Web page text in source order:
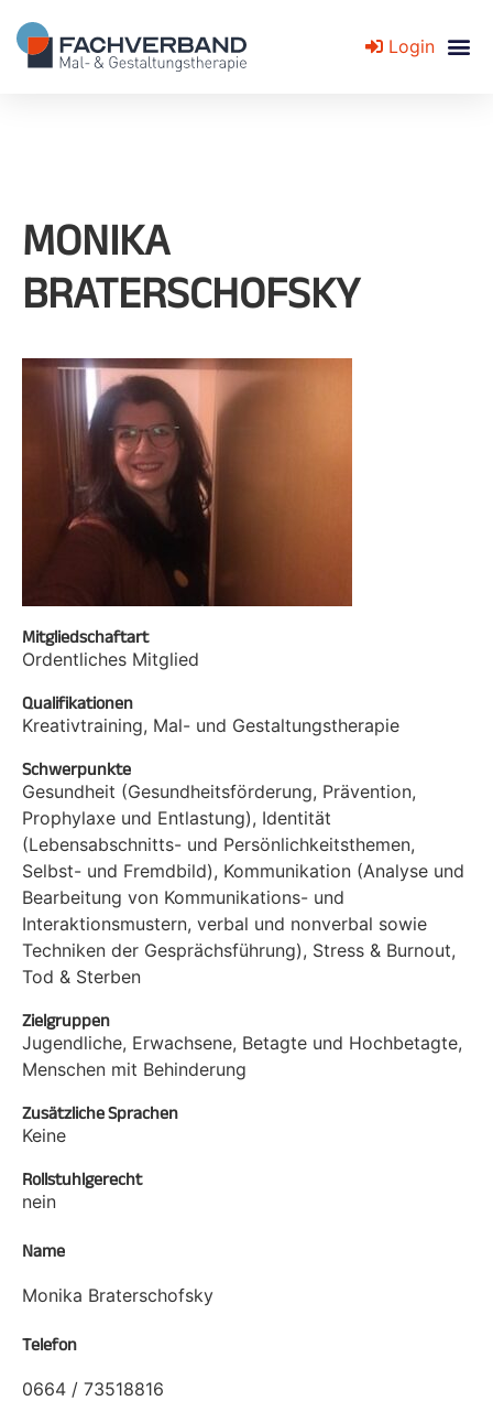
Login
MONIKA
BRATERSCHOFSKY
Mitgliedschaftart
Ordentliches Mitglied
Qualifikationen
Kreativtraining, Mal- und Gestaltungstherapie
Schwerpunkte
Gesundheit (Gesundheitsförderung, Prävention,
Prophylaxe und Entlastung), Identität
(Lebensabschnitts- und Persönlichkeitsthemen,
Selbst- und Fremdbild), Kommunikation (Analyse und
Bearbeitung von Kommunikations- und
Interaktionsmustern, verbal und nonverbal sowie
Techniken der Gesprächsführung), Stress & Burnout,
Tod & Sterben
Zielgruppen
Jugendliche, Erwachsene, Betagte und Hochbetagte,
Menschen mit Behinderung
Zusätzliche Sprachen
Keine
Rollstuhlgerecht
nein
Name
Monika Braterschofsky
Telefon
0664 / 73518816